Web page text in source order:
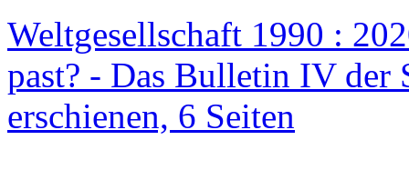
Weltgesellschaft 1990 :
past? - Das Bulletin IV der
erschienen, 6 Seiten